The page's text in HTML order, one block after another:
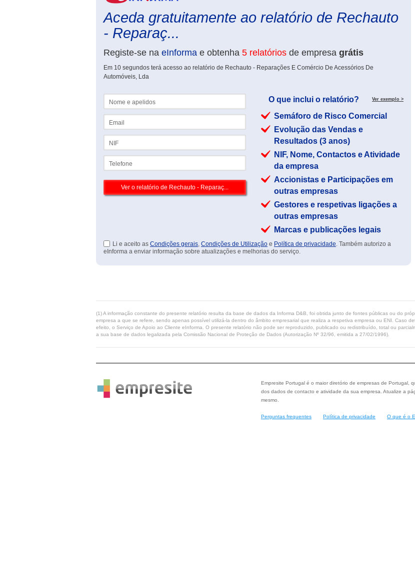
Aceda gratuitamente ao relatório de Rechauto
- Reparaç...
Registe-se na eInforma e obtenha 5 relatórios de empresa grátis
Em 10 segundos terá acesso ao relatório de Rechauto - Reparações E Comércio De Acessórios De
Automóveis, Lda
O que inclui o relatório? Ver exemplo >
Semáforo de Risco Comercial
Evolução das Vendas e
Resultados (3 anos)
NIF, Nome, Contactos e Atividade
da empresa
Accionistas e Participações em
outras empresas
Gestores e respetivas ligações a
outras empresas
Marcas e publicações legais
Li e aceito as Condições gerais, Condições de Utilização e Política de privacidade. Também autorizo a
eInforma a enviar informação sobre atualizações e melhorias do serviço.
(1) A informação constante do presente relatório resulta da base de dados da Informa D&B, foi obtida junto de fontes públicas ou do
empresa a que se refere, sendo apenas possível utilizá-la dentro do âmbito empresarial que realiza a respetiva empresa ou ENI. Caso
efeito, o Serviço de Apoio ao Cliente eInforma. O presente relatório não pode ser reproduzido, publicado ou redistribuído, total ou
a sua base de dados legalizada pela Comissão Nacional de Proteção de Dados (Autorização Nº 32/96, emitida a 27/02/1996).
Empresite Portugal é o maior diretório de empresas de Portugal,
dos dados de contacto e atividade da sua empresa. Atualize a
mesmo.
Perguntas frequentes Política de privacidade O que é o